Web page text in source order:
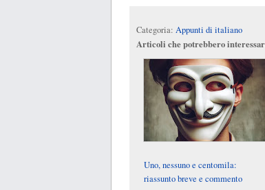
Categoria: Appunti di italiano
Articoli che potrebbero
Uno, nessuno e centomila:
riassunto breve e commento